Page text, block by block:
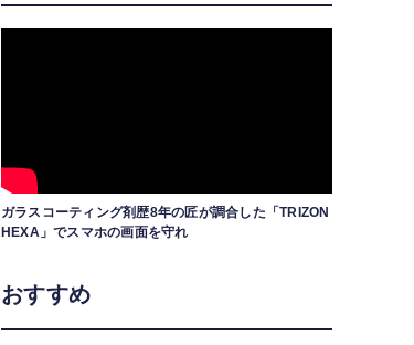
ガラスコーティング剤歴8年の匠が調合した「TRIZON
HEXA」でスマホの画面を守れ
おすすめ